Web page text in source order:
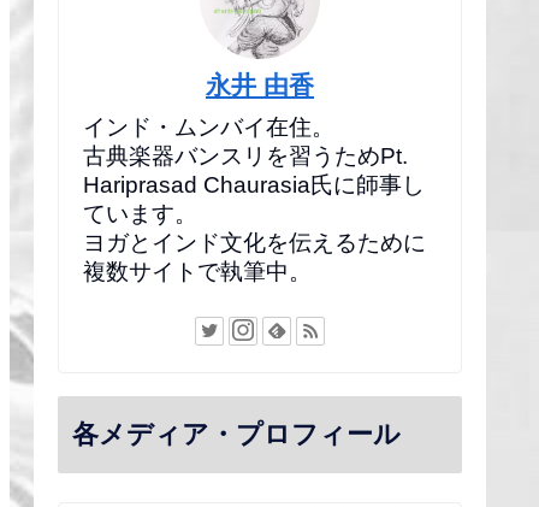
永井 由香
インド・ムンバイ在住。
古典楽器バンスリを習うためPt.
Hariprasad Chaurasia氏に師事し
ています。
ヨガとインド文化を伝えるために
複数サイトで執筆中。
各メディア・プロフィール